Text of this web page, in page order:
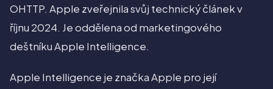
OHTTP. Apple zveřejnila svůj technický článek v
říjnu 2024. Je oddělena od marketingového
deštníku Apple Intelligence.
Apple Intelligence je značka Apple pro její